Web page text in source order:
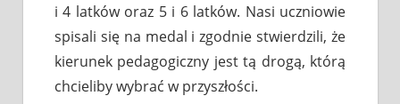
i 4 latków oraz 5 i 6 latków. Nasi uczniowie
spisali się na medal i zgodnie stwierdzili, że
kierunek pedagogiczny jest tą drogą, którą
chcieliby wybrać w przyszłości.